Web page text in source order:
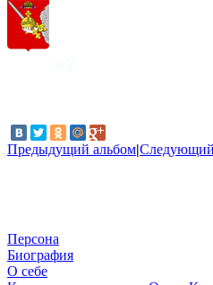
Предыдущий альбом|
Персона
Биография
О себе